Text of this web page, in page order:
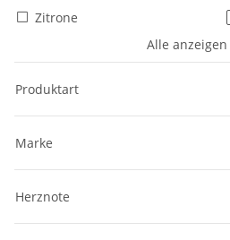
Zitrone
Alle anzeigen
Produktart
Marke
Herznote